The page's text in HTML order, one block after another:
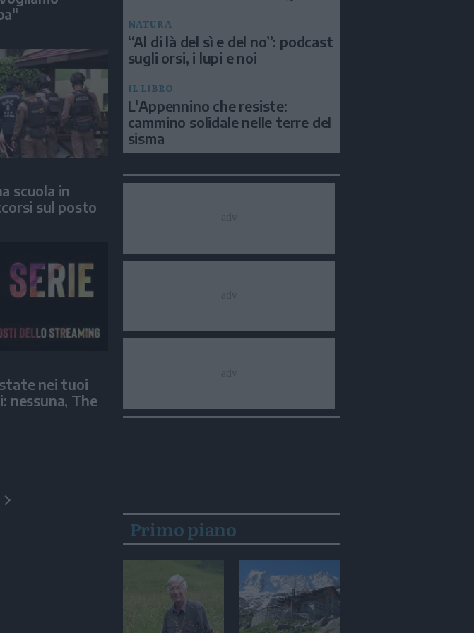
scuola in
sul posto
nei tuoi
nessuna, The
NATURA
“Al di là del sì e del no”: podcast
sugli orsi, i lupi e noi
IL LIBRO
L'Appennino che resiste:
cammino solidale nelle terre del
sisma
Primo piano